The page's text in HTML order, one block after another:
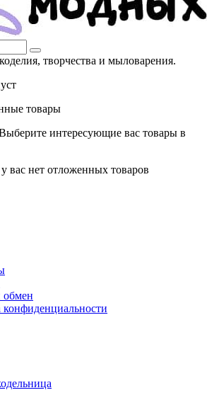
творчества и мыловарения.
товары
интересующие вас товары в
вас нет отложенных товаров
обмен